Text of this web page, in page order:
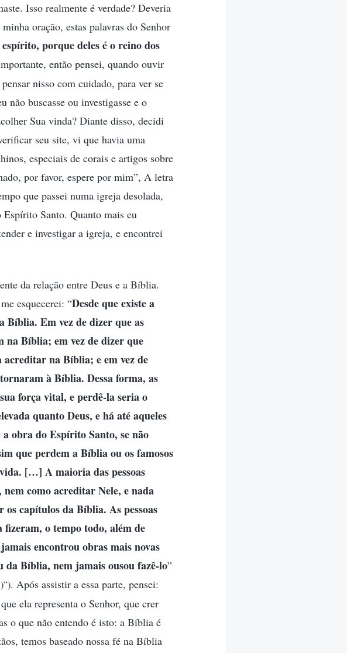
Isso realmente é verdade? Deveria
oração, estas palavras do Senhor
porque deles é o reino dos
então pensei, quando ouvir
nisso com cuidado, para ver se
não buscasse ou investigasse e o
Sua vinda? Diante disso, decidi
seu site, vi que havia uma
especiais de corais e artigos sobre
por favor, espere por mim”, A letra
que passei numa igreja desolada,
Santo. Quanto mais eu
e investigar a igreja, e encontrei
da relação entre Deus e a Bíblia.
esquecerei: “Desde que existe a
Bíblia. Em vez de dizer que as
na Bíblia; em vez de dizer que
na Bíblia; e em vez de
à Bíblia. Dessa forma, as
força vital, e perdê-la seria o
quanto Deus, e há até aqueles
a obra do Espírito Santo, se não
que perdem a Bíblia ou os famosos
[…] A maioria das pessoas
como acreditar Nele, e nada
capítulos da Bíblia. As pessoas
o tempo todo, além de
encontrou obras mais novas
Bíblia, nem jamais ousou fazê-lo”
. Após assistir a essa parte, pensei:
ela representa o Senhor, que crer
o que não entendo é isto: a Bíblia é
temos baseado nossa fé na Bíblia